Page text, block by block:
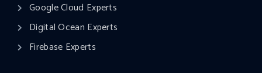
Google Cloud Experts
Digital Ocean Experts
Firebase Experts